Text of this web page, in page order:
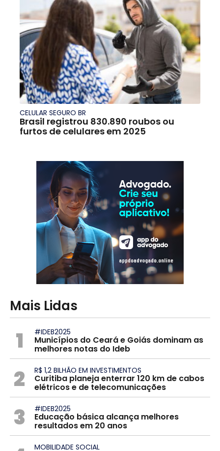
CELULAR SEGURO BR
Brasil registrou 830.890 roubos ou
furtos de celulares em 2025
Mais Lidas
1 #IDEB2025
Municípios do Ceará e Goiás dominam as
melhores notas do Ideb
2 R$ 1,2 BILHÃO EM INVESTIMENTOS
Curitiba planeja enterrar 120 km de cabos
elétricos e de telecomunicações
3 #IDEB2025
Educação básica alcança melhores
resultados em 20 anos
MOBILIDADE SOCIAL